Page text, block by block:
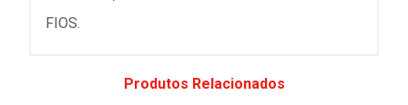
FIOS.
Produtos Relacionados